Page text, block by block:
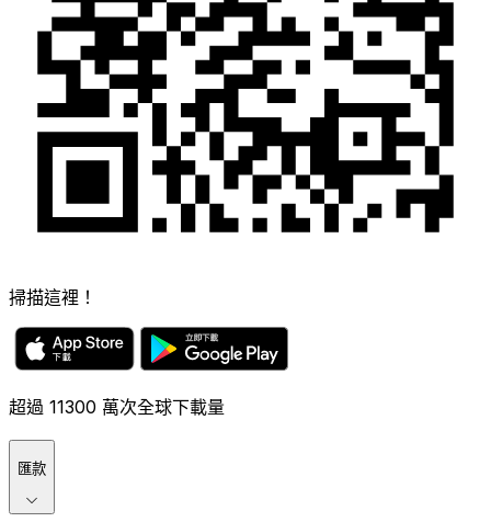
掃描這裡！
超過 11300 萬次全球下載量
匯款